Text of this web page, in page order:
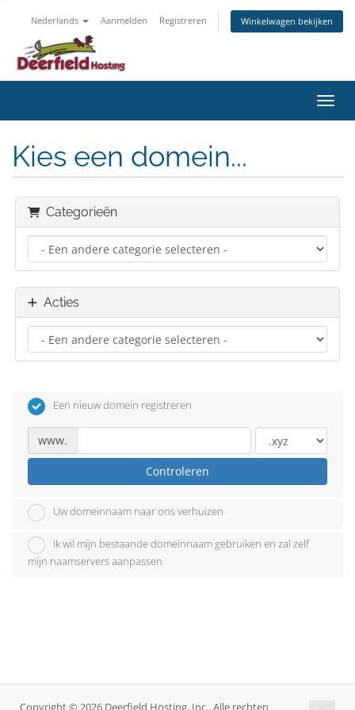
Nederlands Aanmelden Registreren Winkelwagen bekijken
Kies een domein...
Categorieën
Acties
Een nieuw domein registreren
www.
Controleren
Uw domeinnaam naar ons verhuizen
Ik wil mijn bestaande domeinnaam gebruiken en zal zelf
mijn naamservers aanpassen
Copyright © 2026 Deerfield Hosting, Inc.. Alle rechten